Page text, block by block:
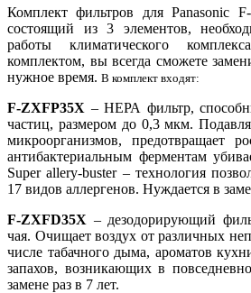
Комплект фильтров для Panasonic
состоящий из 3 элементов,
работы климатического
комплектом, вы всегда сможете
нужное время. В комплект входят:
F-ZXFP35X – НЕРА фильтр,
частиц, размером до 0,3 мкм.
микроорганизмов, предотвращает
антибактериальным ферментам
Super allery-buster – технология
17 видов аллергенов. Нуждается в
F-ZXFD35X – дезодорирующий
чая. Очищает воздух от различных
числе табачного дыма, ароматов
запахов, возникающих в
замене раз в 7 лет.